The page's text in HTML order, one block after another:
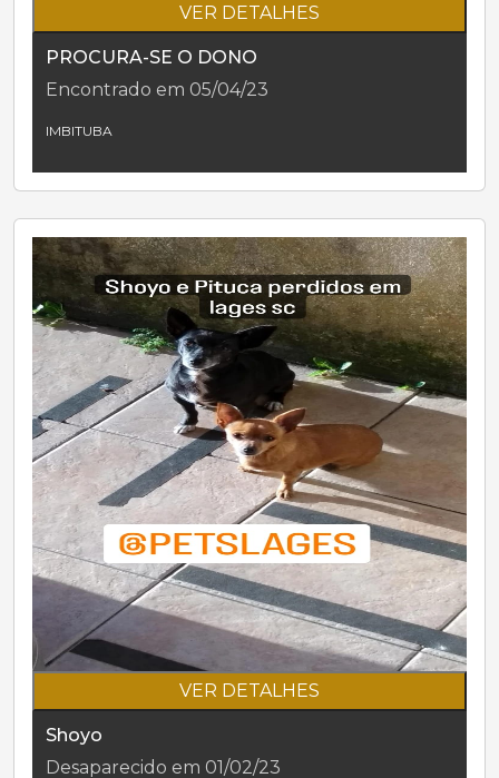
VER DETALHES
PROCURA-SE O DONO
Encontrado em 05/04/23
IMBITUBA
VER DETALHES
Shoyo
Desaparecido em 01/02/23